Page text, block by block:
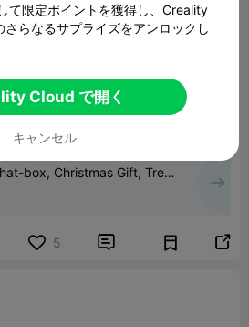
00:51

box, Christmas Gift, Tree
5  
て限定ポイントを獲得し、Creality
らなるサプライズをアンロックし
Cloud で開く
キャンセル